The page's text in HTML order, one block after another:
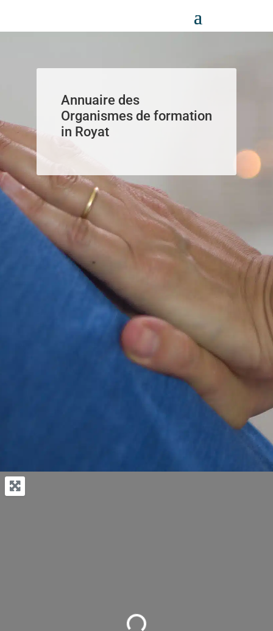
Annuaire des
Organismes de formation
in Royat
Loading...